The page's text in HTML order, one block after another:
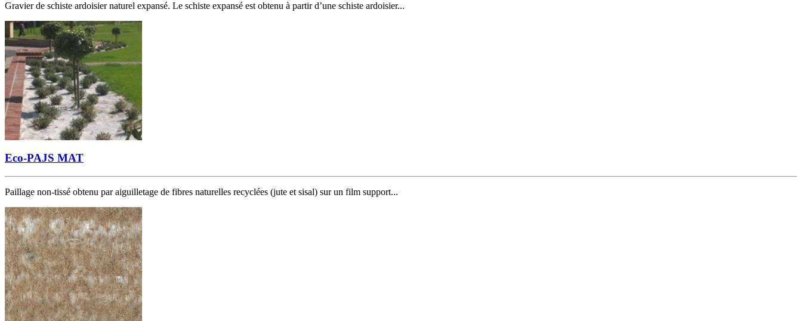
Gravier de schiste ardoisier naturel expansé. Le schiste expansé est obtenu à partir d’une schiste ardoisier...
Eco-PAJS MAT
Paillage non-tissé obtenu par aiguilletage de fibres naturelles recyclées (jute et sisal) sur un film support...